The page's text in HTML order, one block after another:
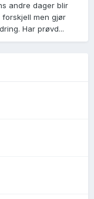
andre dager blir
forskjell men gjør
Har prøvd...